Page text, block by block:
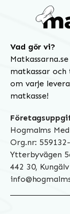
Vad gör vi?
matkassar och
om varje
matkasse!
Hogmalms
Org.nr:
Ytterbyvägen
442 30, Kungälv